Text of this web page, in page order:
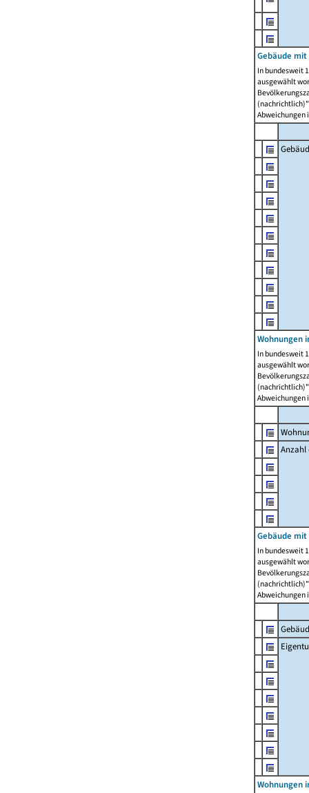
Gebäude
In bundesweit
ausgewählt
Abweichungen
Wohnungen
In bundesweit
ausgewählt
Abweichungen
Anzahl
Gebäude
In bundesweit
ausgewählt
Abweichungen
Wohnungen